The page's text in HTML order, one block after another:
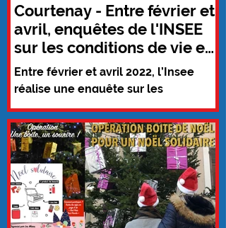
Courtenay - Entre février et
avril, enquêtes de l'INSEE
sur les conditions de vie et
l'emploi
Entre février et avril 2022, l’Insee
réalise une enquête sur les
ressources et les conditions de vie
des ménages. Inscrite dans un...